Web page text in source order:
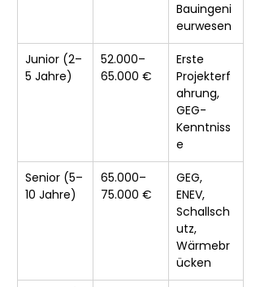
Bauingeni
eurwesen
Junior (2–
5 Jahre)
52.000–
65.000 €
Erste
Projekterf
ahrung,
GEG-
Kenntniss
e
Senior (5–
10 Jahre)
65.000–
75.000 €
GEG,
ENEV,
Schallsch
utz,
Wärmebr
ücken